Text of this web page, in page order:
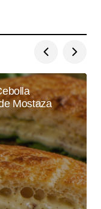
Mostaza